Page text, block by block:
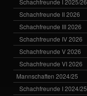
Schachfreunde I 2025/26
Schachfreunde II 2026
Schachfreunde III 2026
Schachfreunde IV 2026
Schachfreunde V 2026
Schachfreunde VI 2026
Mannschaften 2024/25
Schachfreunde I 2024/25